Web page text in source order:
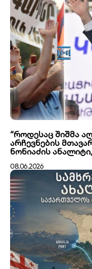
“როდესაც შიშმა
არჩევნების
ნონიაძის
08.06.2026